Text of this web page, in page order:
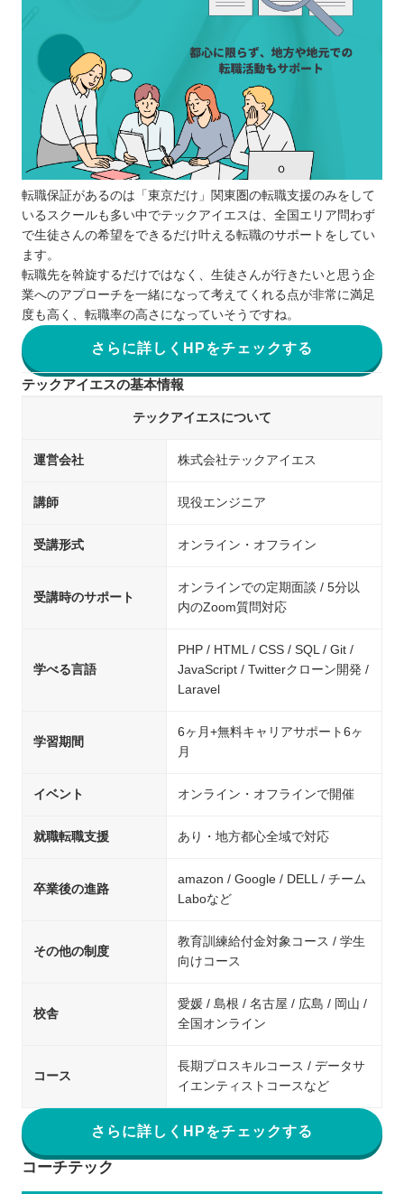
転職保証があるのは「東京だけ」関東圏の転職支援のみをして
いるスクールも多い中でテックアイエスは、全国エリア問わず
で生徒さんの希望をできるだけ叶える転職のサポートをしてい
ます。
転職先を斡旋するだけではなく、生徒さんが行きたいと思う企
業へのアプローチを一緒になって考えてくれる点が非常に満足
度も高く、転職率の高さになっていそうですね。
さらに詳しくHPをチェックする
テックアイエスの基本情報
テックアイエスについて
運営会社 株式会社テックアイエス
講師 現役エンジニア
受講形式 オンライン・オフライン
受講時のサポート
オンラインでの定期面談 / 5分以
内のZoom質問対応
学べる言語
PHP / HTML / CSS / SQL / Git /
JavaScript / Twitterクローン開発 /
Laravel
学習期間
6ヶ月+無料キャリアサポート6ヶ
月
イベント オンライン・オフラインで開催
就職転職支援 あり・地方都心全域で対応
卒業後の進路
amazon / Google / DELL / チーム
Laboなど
その他の制度
教育訓練給付金対象コース / 学生
向けコース
校舎
愛媛 / 島根 / 名古屋 / 広島 / 岡山 /
全国オンライン
コース
長期プロスキルコース / データサ
イエンティストコースなど
さらに詳しくHPをチェックする
コーチテック